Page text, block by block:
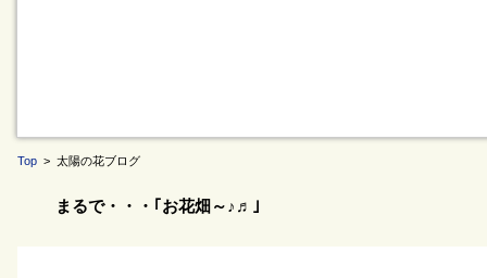
Top > 太陽の花ブログ
まるで・・・｢お花畑～♪♬｣